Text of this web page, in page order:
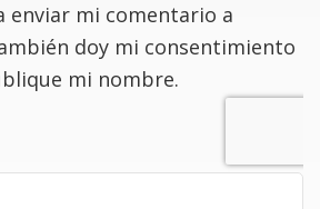
enviar mi comentario a
doy mi consentimiento
mi nombre.